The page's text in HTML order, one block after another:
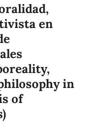
en
in
of